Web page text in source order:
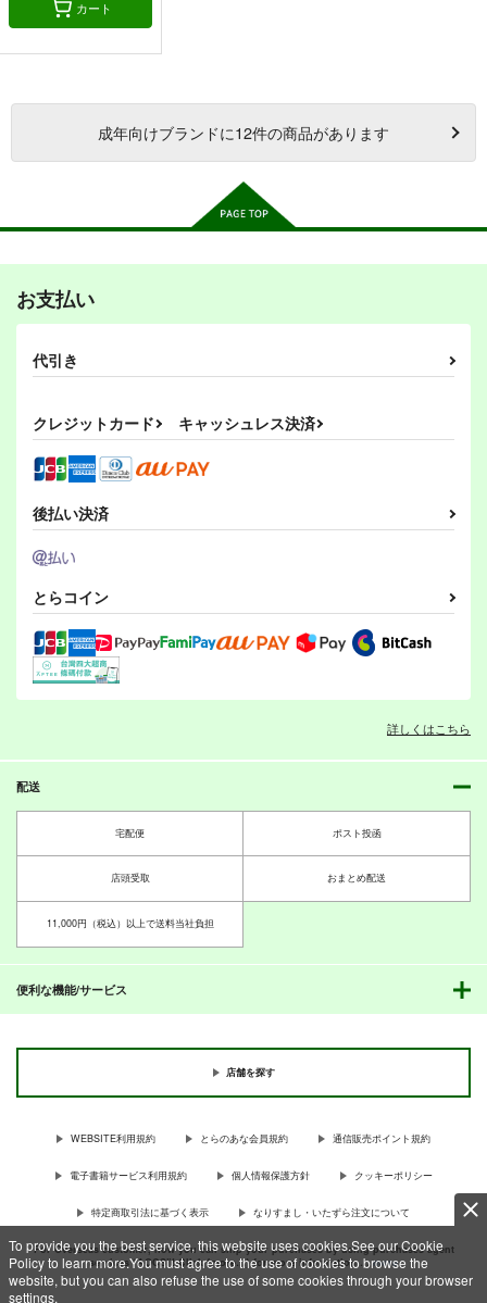
To provide you the best service, this website uses cookies.See our Cookie
Policy to learn more.You must agree to the use of cookies to browse the
website, but you can also refuse the use of some cookies through your browser
settings.
カート
成年向けブランドに12件の商品があります
お支払い
代引き
クレジットカード キャッシュレス決済
後払い決済
とらコイン
詳しくはこちら
配送
宅配便 ポスト投函
店頭受取 おまとめ配送
11,000円（税込）以上で送料当社負担
便利な機能/サービス
店舗を探す
WEBSITE利用規約 とらのあな会員規約 通信販売ポイント規約
電子書籍サービス利用規約 個人情報保護方針 クッキーポリシー
特定商取引法に基づく表示 なりすまし・いたずら注文について
For Overseas customer, now you can ship your purchases by using purchases agent
services “AOCS”! Click {more…} for more information …more